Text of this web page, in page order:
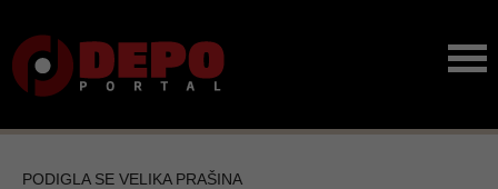
PODIGLA SE VELIKA PRAŠINA